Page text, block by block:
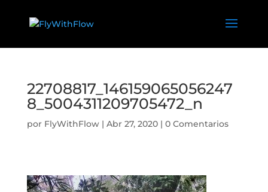
22708817_146159065056247
8_5004311209705472_n
por FlyWithFlow| Abr 27, 2020| 0 Comentarios